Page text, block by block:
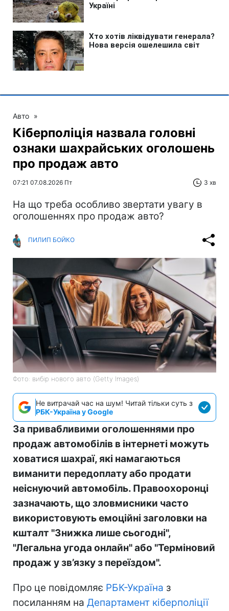
Авто »
Кіберполіція назвала головні
ознаки шахрайських оголошень
про продаж авто
07:21 07.08.2026 Пт 3 хв
На що треба особливо звертати увагу в
оголошеннях про продаж авто?
ПИЛИП БОЙКО
Фото: вибір нового авто (Getty Images)
Не витрачай час на шум! Читай тільки суть з
РБК-Україна у Google
За привабливими оголошеннями про
продаж автомобілів в інтернеті можуть
ховатися шахраї, які намагаються
виманити передоплату або продати
неіснуючий автомобіль. Правоохоронці
зазначають, що зловмисники часто
використовують емоційні заголовки на
кшталт "Знижка лише сьогодні",
"Легальна угода онлайн" або "Терміновий
продаж у зв’язку з переїздом".
Про це повідомляє РБК-Україна з
посиланням на Департамент кіберполіції